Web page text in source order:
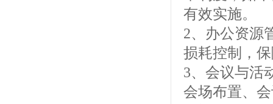
有效实施。
2、办公资源
损耗控制，
3、会议与活
会场布置、